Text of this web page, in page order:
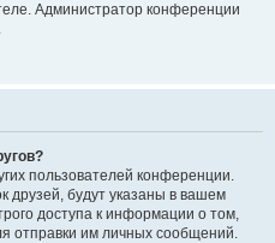
Администратор конференции
пользователей конференции.
друзей, будут указаны в вашем
доступа к информации о том,
отправки им личных сообщений.